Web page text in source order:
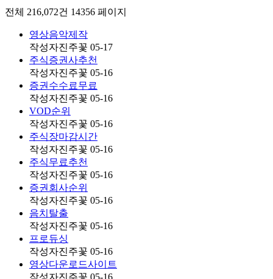
전체 216,072건 14356 페이지
영상음악제작
작성자진주꽃 05-17
주식증권사추천
작성자진주꽃 05-16
증권수수료무료
작성자진주꽃 05-16
VOD순위
작성자진주꽃 05-16
주식장마감시간
작성자진주꽃 05-16
주식무료추천
작성자진주꽃 05-16
증권회사순위
작성자진주꽃 05-16
음치탈출
작성자진주꽃 05-16
프로듀싱
작성자진주꽃 05-16
영상다운로드사이트
작성자진주꽃 05-16